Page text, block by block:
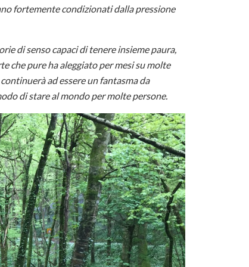
fortemente condizionati dalla pressione
di senso capaci di tenere insieme paura,
che pure ha aleggiato per mesi su molte
ad essere un fantasma da
di stare al mondo per molte persone.